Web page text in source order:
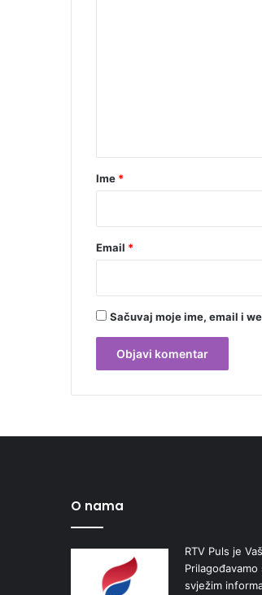
r
Ime *
Email *
Sačuvaj moje ime, email i
O nama
RTV Puls je
svježim